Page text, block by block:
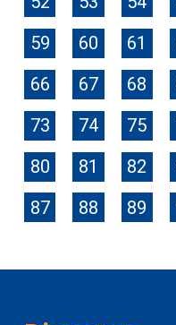
59
60 61
66
67 68
73
74 75
80
81 82
87
88 89